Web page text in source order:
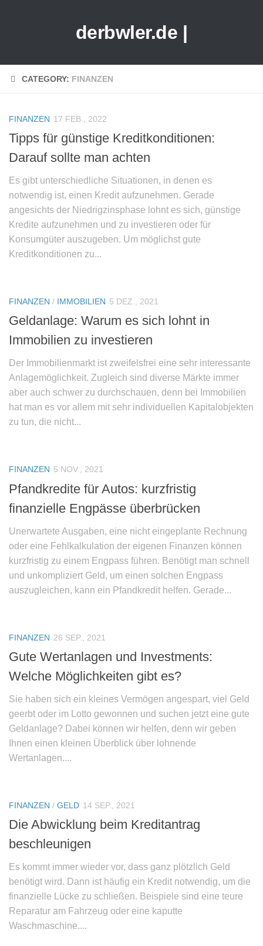
derbwler.de |
CATEGORY: FINANZEN
FINANZEN 17 FEB., 2022
Tipps für günstige Kreditkonditionen:
Darauf sollte man achten
Es gibt unterschiedliche Situationen, in denen es
notwendig ist, einen Kredit aufzunehmen. Gerade
angesichts der Niedrigzinsphase lohnt es sich, günstige
Kredite aufzunehmen und zu investieren oder für
Konsumgüter auszugeben. Um möglichst gute
Kreditkonditionen zu...
FINANZEN / IMMOBILIEN 5 DEZ., 2021
Geldanlage: Warum es sich lohnt in
Immobilien zu investieren
Der Immobilienmarkt ist zweifelsfrei eine sehr interessante
Anlagemöglichkeit. Zugleich sind diverse Märkte immer
aber auch schwer zu durchschauen, denn bei Immobilien
hat man es vor allem mit sehr individuellen Kapitalobjekten
zu tun, die nicht...
FINANZEN 5 NOV., 2021
Pfandkredite für Autos: kurzfristig
finanzielle Engpässe überbrücken
Unerwartete Ausgaben, eine nicht eingeplante Rechnung
oder eine Fehlkalkulation der eigenen Finanzen können
kurzfristig zu einem Engpass führen. Benötigt man schnell
und unkompliziert Geld, um einen solchen Engpass
auszugleichen, kann ein Pfandkredit helfen. Gerade...
FINANZEN 26 SEP., 2021
Gute Wertanlagen und Investments:
Welche Möglichkeiten gibt es?
Sie haben sich ein kleines Vermögen angespart, viel Geld
geerbt oder im Lotto gewonnen und suchen jetzt eine gute
Geldanlage? Dabei können wir helfen, denn wir geben
Ihnen einen kleinen Überblick über lohnende
Wertanlagen....
FINANZEN / GELD 14 SEP., 2021
Die Abwicklung beim Kreditantrag
beschleunigen
Es kommt immer wieder vor, dass ganz plötzlich Geld
benötigt wird. Dann ist häufig ein Kredit notwendig, um die
finanzielle Lücke zu schließen. Beispiele sind eine teure
Reparatur am Fahrzeug oder eine kaputte
Waschmaschine....